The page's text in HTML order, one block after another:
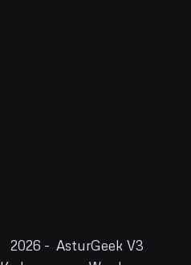
2026 - AsturGeek V3